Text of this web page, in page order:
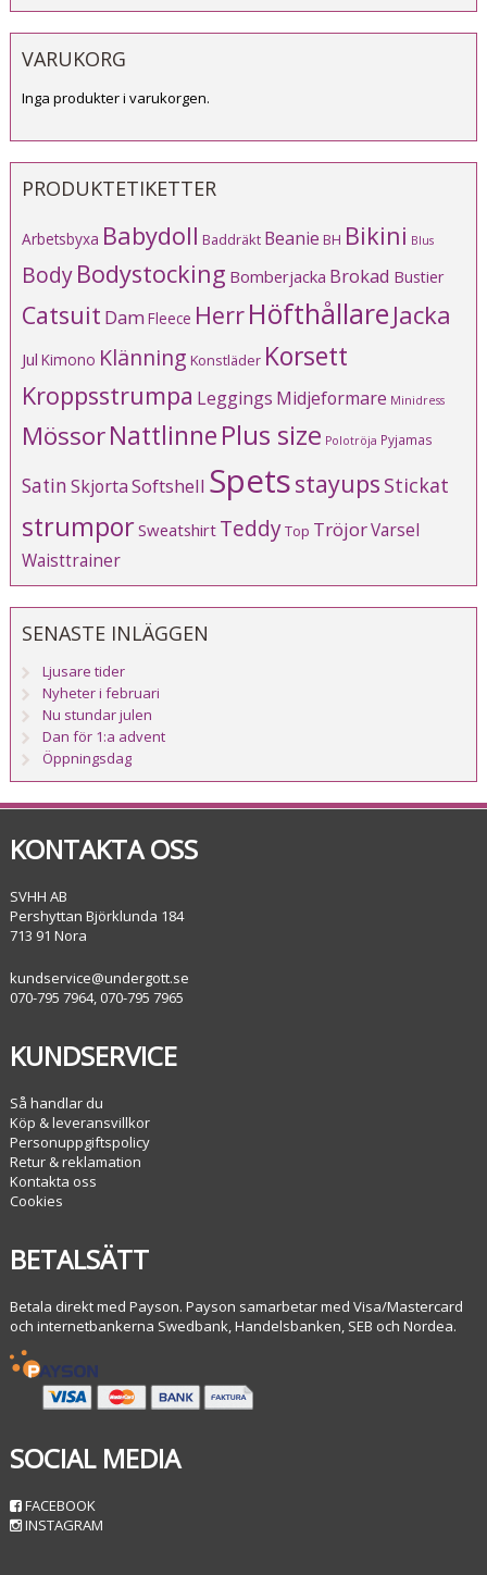
VARUKORG
Inga produkter i varukorgen.
PRODUKTETIKETTER
Arbetsbyxa Babydoll Baddräkt Beanie BH Bikini Blus
BodyBodystocking Bomberjacka Brokad Bustier
Catsuit Dam Fleece HerrHöfthållare Jacka
Jul Kimono Klänning Konstläder Korsett
Kroppsstrumpa Leggings Midjeformare Minidress
MössorNattlinnePlus size Polotröja Pyjamas
SatinSkjortaSoftshell Spetsstayups Stickat
strumporSweatshirt TeddyTop TröjorVarsel
Waisttrainer
SENASTE INLÄGGEN
Ljusare tider
Nyheter i februari
Nu stundar julen
Dan för 1:a advent
Öppningsdag
KONTAKTA OSS
SVHH AB
Pershyttan Björklunda 184
713 91 Nora
kundservice@undergott.se
070-795 7964, 070-795 7965
KUNDSERVICE
Så handlar du
Köp & leveransvillkor
Personuppgiftspolicy
Retur & reklamation
Kontakta oss
Cookies
BETALSÄTT
Betala direkt med Payson. Payson samarbetar med Visa/Mastercard
och internetbankerna Swedbank, Handelsbanken, SEB och Nordea.
SOCIAL MEDIA
FACEBOOK
INSTAGRAM